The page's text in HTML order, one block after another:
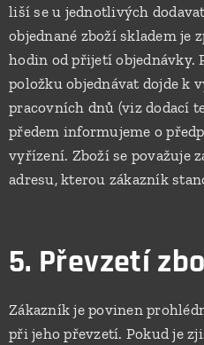
liší se u jednotlivých
objednané zboží skladem je
hodin od přijetí objednávky.
položku objednávat dojde k
pracovních dnů (viz dodací
předem informujeme o
vyřízení. Zboží se považuje
adresu, kterou zákazník
5. Převzetí
Zákazník je povinen
při jeho převzetí. Pokud je